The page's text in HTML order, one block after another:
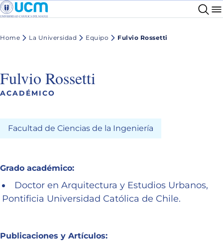
Home La Universidad Equipo Fulvio Rossetti
Fulvio Rossetti
ACADÉMICO
Facultad de Ciencias de la Ingeniería
Grado académico:
Doctor en Arquitectura y Estudios Urbanos,
Pontificia Universidad Católica de Chile.
Publicaciones y Artículos: